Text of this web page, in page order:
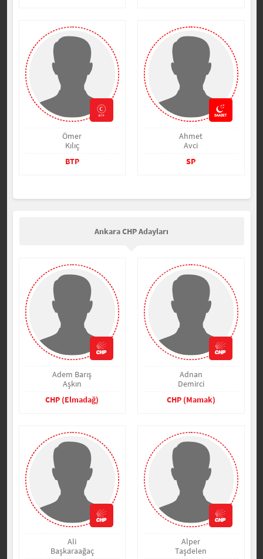
Ömer
Kılıç
BTP
Ahmet
Avci
SP
Ankara CHP Adayları
Adem Barış
Aşkın
CHP (Elmadağ)
Adnan
Demirci
CHP (Mamak)
Ali
Başkaraağaç
Alper
Taşdelen